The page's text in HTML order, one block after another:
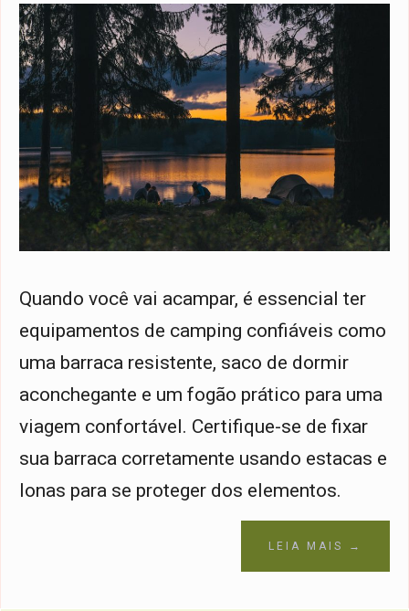
Quando você vai acampar, é essencial ter
equipamentos de camping confiáveis como
uma barraca resistente, saco de dormir
aconchegante e um fogão prático para uma
viagem confortável. Certifique-se de fixar
sua barraca corretamente usando estacas e
lonas para se proteger dos elementos.
LEIA MAIS →